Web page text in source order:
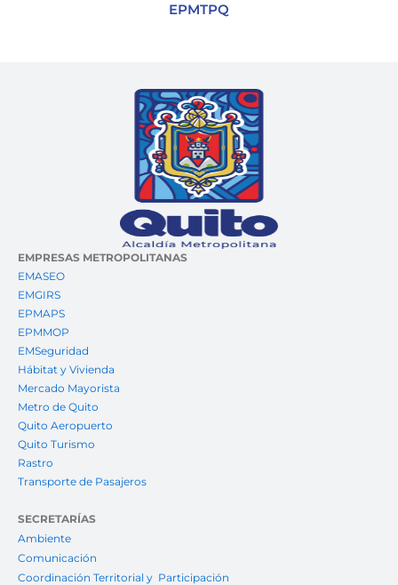
EPMTPQ
EMPRESAS METROPOLITANAS
EMASEO
EMGIRS
EPMAPS
EPMMOP
EMSeguridad
Hábitat y Vivienda
Mercado Mayorista
Metro de Quito
Quito Aeropuerto
Quito Turismo
Rastro
Transporte de Pasajeros
SECRETARÍAS
Ambiente
Comunicación
Coordinación Territorial y Participación